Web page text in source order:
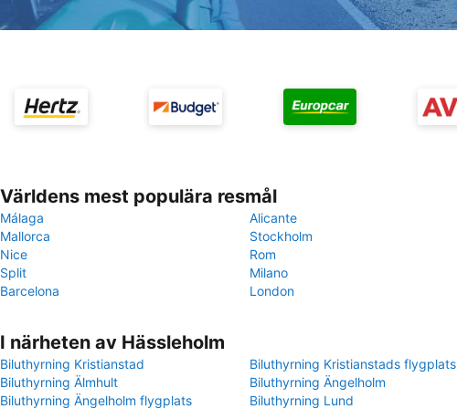
Världens mest populära resmål
Málaga
Alicante
Mallorca
Stockholm
Nice
Rom
Split
Milano
Barcelona
London
I närheten av Hässleholm
Biluthyrning Kristianstad
Biluthyrning Kristianstads flygplats
Biluthyrning Älmhult
Biluthyrning Ängelholm
Biluthyrning Ängelholm flygplats
Biluthyrning Lund